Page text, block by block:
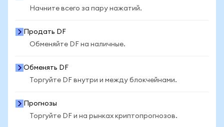
Начните всего за пару нажатий.
Продать DF
Обменяйте DF на наличные.
Обменять DF
Торгуйте DF внутри и между блокчейнами.
Прогнозы
Торгуйте DF и на рынках криптопрогнозов.